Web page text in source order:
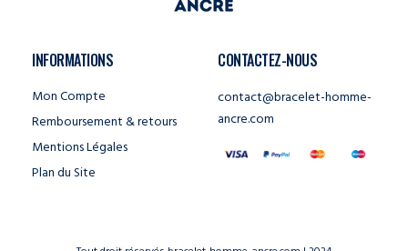
INFORMATIONS
Mon Compte
Remboursement & retours
Mentions Légales
Plan du Site
CONTACTEZ-NOUS
contact@bracelet-homme-
ancre.com